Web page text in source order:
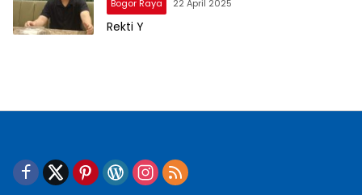
Bogor Raya 22 April 2025
Rekti Y